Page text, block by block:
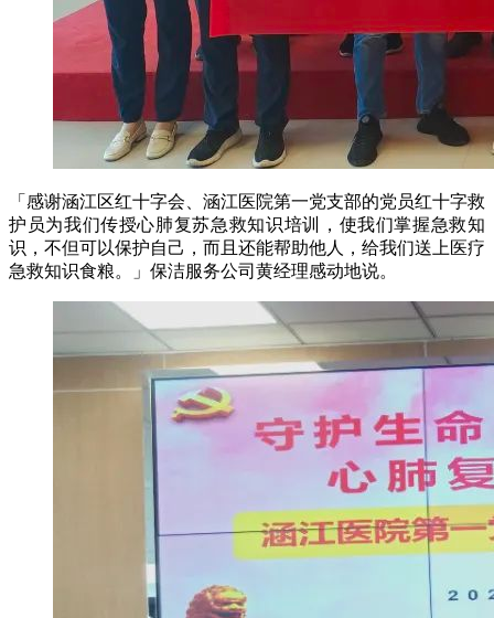
「感谢涵江区红十字会、涵江医院第一党支部的党员红十字救
护员为我们传授心肺复苏急救知识培训，使我们掌握急救知
识，不但可以保护自己，而且还能帮助他人，给我们送上医疗
急救知识食粮。」保洁服务公司黄经理感动地说。